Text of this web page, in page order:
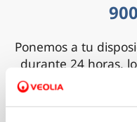
Ponemos a tu
durante 24 horas,
alguna incidencia,
telefónica te